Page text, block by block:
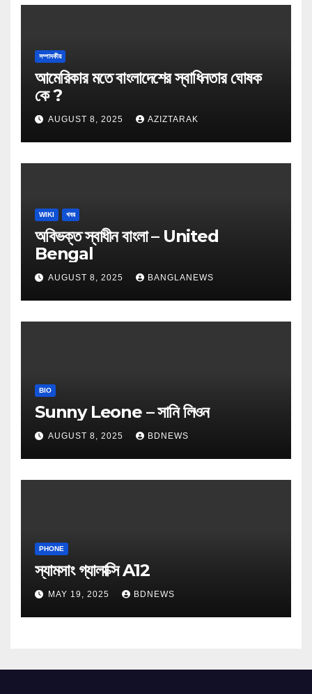
সম্পাদকীয়
আমেরিকার মতে বাংলাদেশের স্বাধিনতার ঘোষক
কে ?
AUGUST 8, 2025 AZIZTARAK
WIKI খবর
অবিভক্ত স্বাধীন বাংলা – United
Bengal
AUGUST 8, 2025 BANGLANEWS
BIO
Sunny Leone – সানি লিওন
AUGUST 8, 2025 BDNEWS
PHONE
স্যামসাং গ্যালাক্সি A12
MAY 19, 2025 BDNEWS